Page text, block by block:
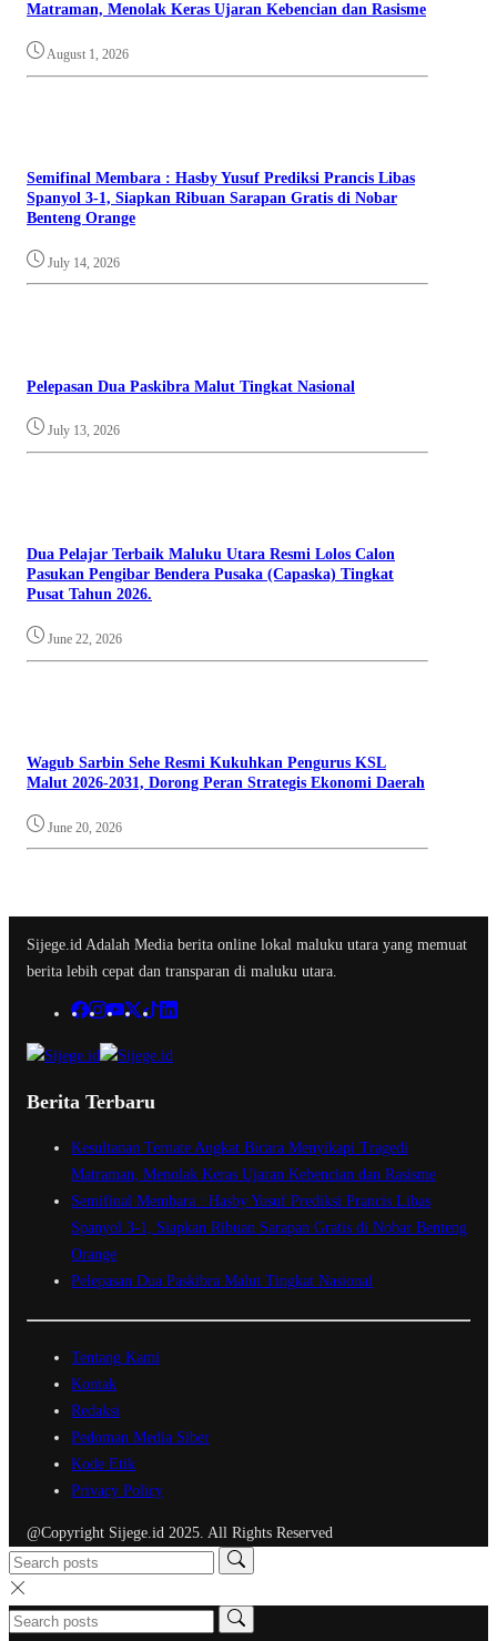
Matraman, Menolak Keras Ujaran Kebencian dan Rasisme
August 1, 2026
Semifinal Membara : Hasby Yusuf Prediksi Prancis Libas
Spanyol 3-1, Siapkan Ribuan Sarapan Gratis di Nobar
Benteng Orange
July 14, 2026
Pelepasan Dua Paskibra Malut Tingkat Nasional
July 13, 2026
Dua Pelajar Terbaik Maluku Utara Resmi Lolos Calon
Pasukan Pengibar Bendera Pusaka (Capaska) Tingkat
Pusat Tahun 2026.
June 22, 2026
Wagub Sarbin Sehe Resmi Kukuhkan Pengurus KSL
Malut 2026-2031, Dorong Peran Strategis Ekonomi Daerah
June 20, 2026
Sijege.id Adalah Media berita online lokal maluku utara yang memuat
berita lebih cepat dan transparan di maluku utara.
Berita Terbaru
Kesultanan Ternate Angkat Bicara Menyikapi Tragedi
Matraman, Menolak Keras Ujaran Kebencian dan Rasisme
Semifinal Membara : Hasby Yusuf Prediksi Prancis Libas
Spanyol 3-1, Siapkan Ribuan Sarapan Gratis di Nobar Benteng
Orange
Pelepasan Dua Paskibra Malut Tingkat Nasional
Tentang Kami
Kontak
Redaksi
Pedoman Media Siber
Kode Etik
Privacy Policy
@Copyright Sijege.id 2025. All Rights Reserved